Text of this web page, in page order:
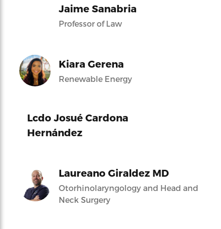
Jaime Sanabria
Professor of Law
Kiara Gerena
Renewable Energy
Lcdo Josué Cardona
Hernández
Laureano Giraldez MD
Otorhinolaryngology and Head and
Neck Surgery